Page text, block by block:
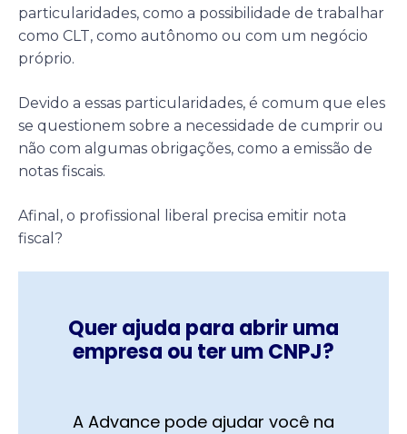
particularidades, como a possibilidade de trabalhar
como CLT, como autônomo ou com um negócio
próprio.
Devido a essas particularidades, é comum que eles
se questionem sobre a necessidade de cumprir ou
não com algumas obrigações, como a emissão de
notas fiscais.
Afinal, o profissional liberal precisa emitir nota
fiscal?
Quer ajuda para abrir uma
empresa ou ter um CNPJ?
A Advance pode ajudar você na